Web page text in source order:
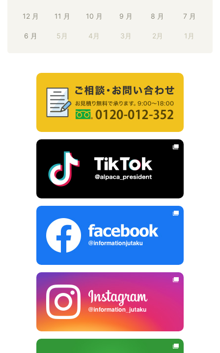
12 月 11 月 10 月 9 月 8 月 7 月
6 月 5月 4月 3月 2月 1月